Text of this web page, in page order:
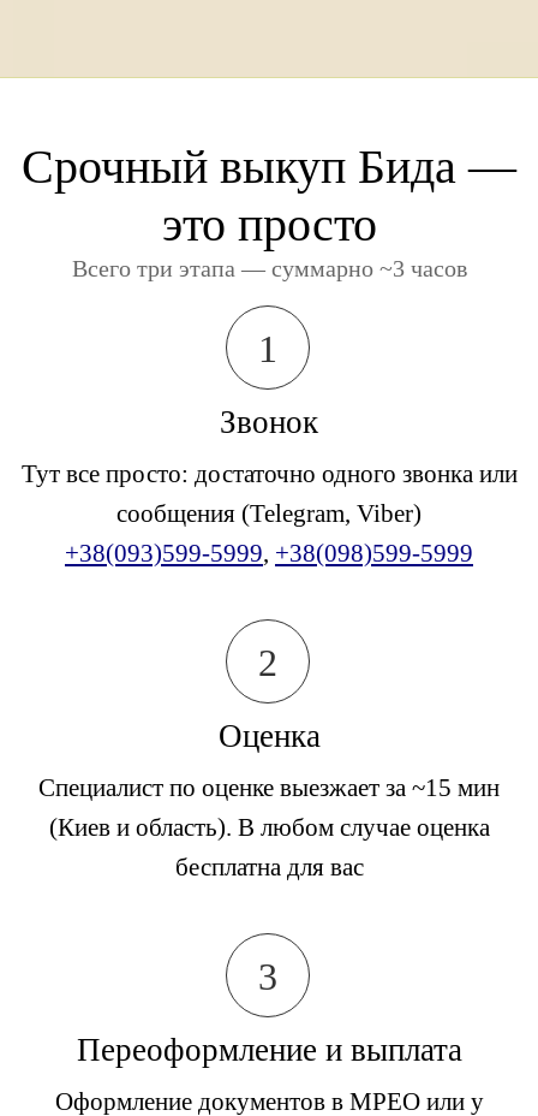
Срочный выкуп Бида —
это просто
Всего три этапа — суммарно ~3 часов
1
Звонок
Тут все просто: достаточно одного звонка или
сообщения (Telegram, Viber)
+38(093)599-5999, +38(098)599-5999
2
Оценка
Специалист по оценке выезжает за ~15 мин
(Киев и область). В любом случае оценка
бесплатна для вас
3
Переоформление и выплата
Оформление документов в МРЕО или у